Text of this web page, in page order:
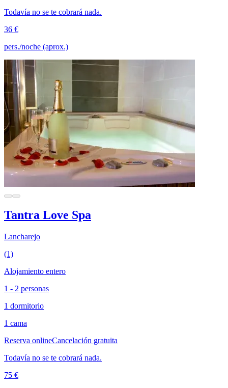
Todavía no se te cobrará nada.
36 €
pers./noche (aprox.)
Tantra Love Spa
Lancharejo
(1)
Alojamiento entero
1 - 2 personas
1 dormitorio
1 cama
Reserva onlineCancelación gratuita
Todavía no se te cobrará nada.
75 €